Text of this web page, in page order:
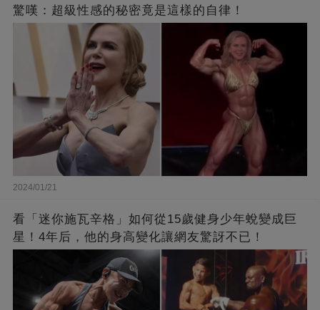
驚嘆：超級性感的秘密竟是這樣的自律！
2024/01/21
看「迷你施瓦辛格」如何從15歲健身少年蛻變成巨
星！4年后，他的身高變化讓網友驚訝不已！